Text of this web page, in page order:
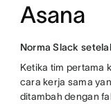
Asana
Norma Slack
Ketika tim pertama
cara kerja sama
ditambah dengan